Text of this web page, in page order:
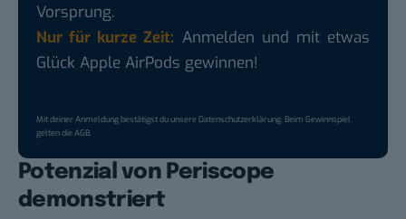
Vorsprung.
Nur für kurze Zeit: Anmelden und mit etwas
Glück Apple AirPods gewinnen!
Mit deiner Anmeldung bestätigst du unsereDatenschutzerklärung. Beim Gewinnspiel
gelten dieAGB.
Potenzial von Periscope
demonstriert